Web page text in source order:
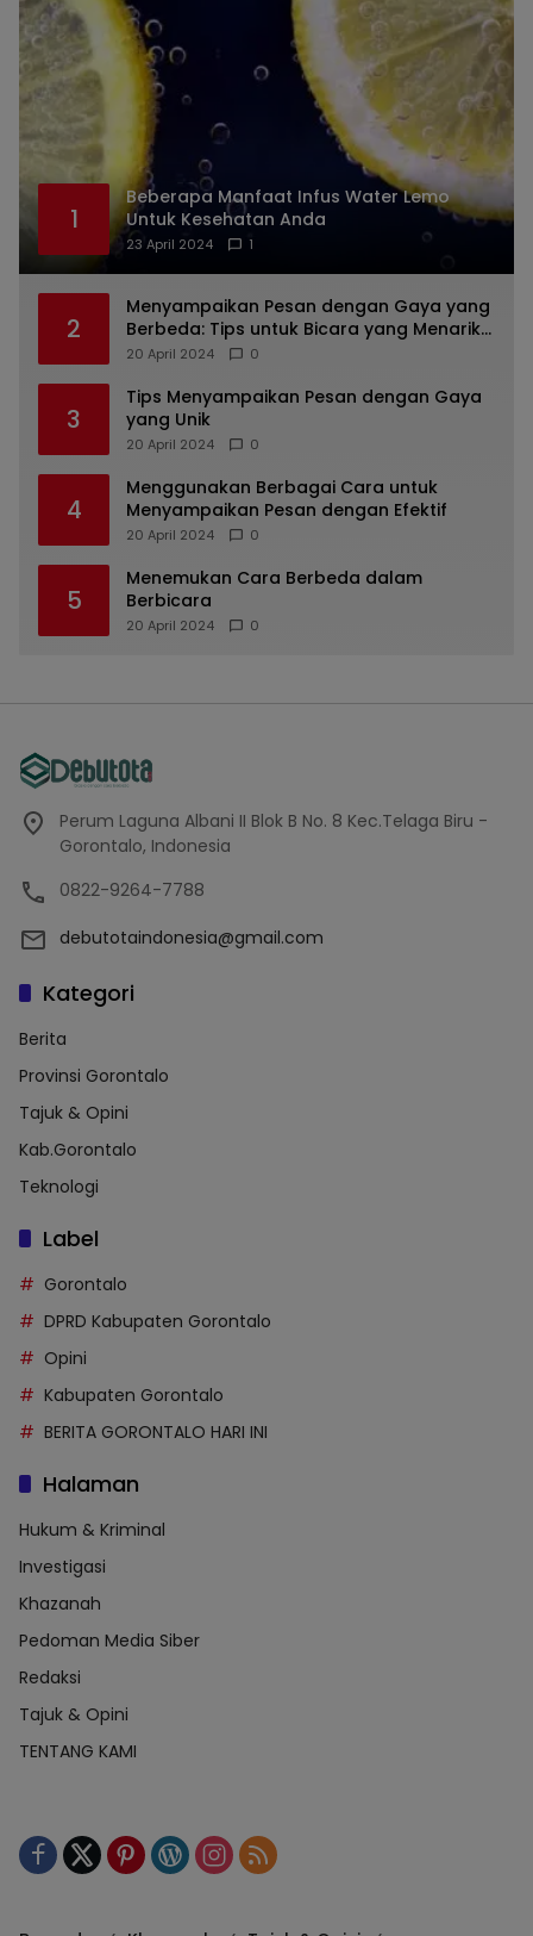
1
Beberapa Manfaat Infus Water Lemo
Untuk Kesehatan Anda
23 April 2024 1
2
Menyampaikan Pesan dengan Gaya yang
Berbeda: Tips untuk Bicara yang Menarik
dan Unik
20 April 2024 0
3
Tips Menyampaikan Pesan dengan Gaya
yang Unik
20 April 2024 0
4
Menggunakan Berbagai Cara untuk
Menyampaikan Pesan dengan Efektif
20 April 2024 0
5
Menemukan Cara Berbeda dalam
Berbicara
20 April 2024 0
Perum Laguna Albani II Blok B No. 8 Kec.Telaga Biru -
Gorontalo, Indonesia
0822-9264-7788
debutotaindonesia@gmail.com
Kategori
Berita
Provinsi Gorontalo
Tajuk & Opini
Kab.Gorontalo
Teknologi
Label
Gorontalo
DPRD Kabupaten Gorontalo
Opini
Kabupaten Gorontalo
BERITA GORONTALO HARI INI
Halaman
Hukum & Kriminal
Investigasi
Khazanah
Pedoman Media Siber
Redaksi
Tajuk & Opini
TENTANG KAMI